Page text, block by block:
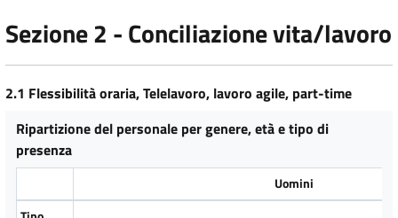
Sezione 2 - Conciliazione vita/lavoro
2.1 Flessibilità oraria, Telelavoro, lavoro agile, part-time
Ripartizione del personale per genere, età e tipo di
presenza
Uomini